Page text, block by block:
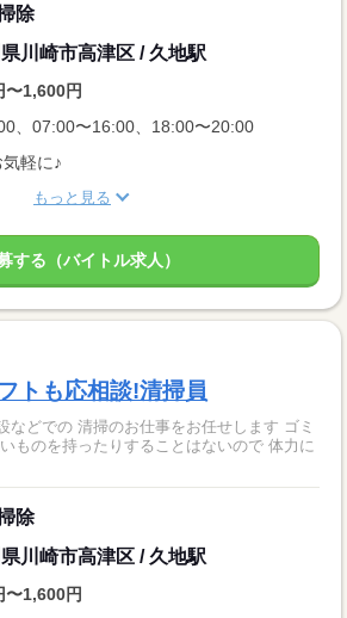
除
川崎市高津区 / 久地駅
〜1,600円
、07:00〜16:00、18:00〜20:00
軽に♪
もっと見る
する（バイトル求人）
トも応相談!清掃員
などでの 清掃のお仕事をお任せします ゴミ
ものを持ったりすることはないので 体力に
除
川崎市高津区 / 久地駅
〜1,600円